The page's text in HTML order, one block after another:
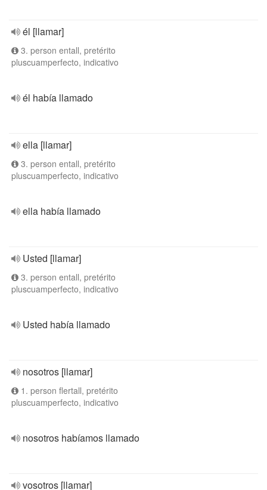
él [llamar]
3. person entall, pretérito
pluscuamperfecto, indicativo
él había llamado
ella [llamar]
3. person entall, pretérito
pluscuamperfecto, indicativo
ella había llamado
Usted [llamar]
3. person entall, pretérito
pluscuamperfecto, indicativo
Usted había llamado
nosotros [llamar]
1. person flertall, pretérito
pluscuamperfecto, indicativo
nosotros habíamos llamado
vosotros [llamar]